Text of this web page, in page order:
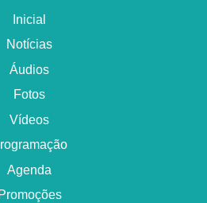
Inicial
Notícias
Áudios
Fotos
Vídeos
Agenda
Promoções